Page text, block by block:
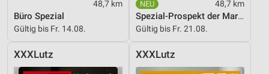
48,7 km
Büro Spezial
Gültig bis Fr. 14.08.
48,7 km
Spezial-Prospekt der Marken
Gültig bis Fr. 21.08.
XXXLutz XXXLutz
Inhalten
IAB-Besonderheiten:
Verwendung genauer Standortdaten